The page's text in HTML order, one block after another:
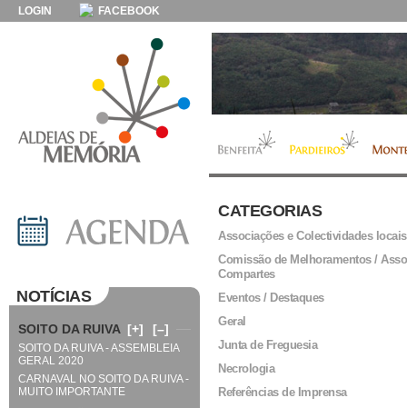
LOGIN FACEBOOK
CATEGORIAS
Associações e Colectividades locais
Comissão de Melhoramentos /
Compartes
Eventos / Destaques
Geral
Junta de Freguesia
Necrologia
Referências de Imprensa
NOTÍCIAS
SOITO DA RUIVA [+] [–]
SOITO DA RUIVA - ASSEMBLEIA
GERAL 2020
CARNAVAL NO SOITO DA RUIVA -
MUITO IMPORTANTE